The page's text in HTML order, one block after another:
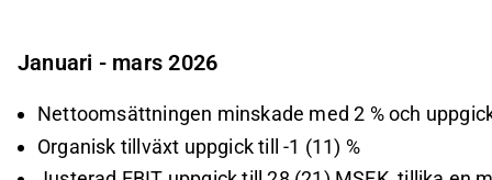
Januari - mars 2026
Nettoomsättningen minskade med 2 % och
Organisk tillväxt uppgick till -1 (11) %